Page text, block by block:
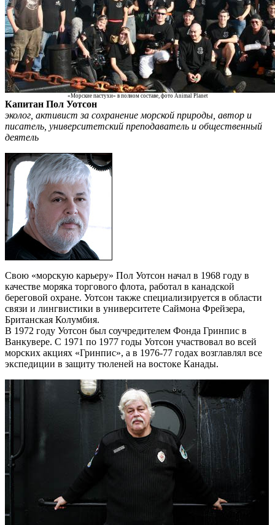
«Морские пастухи» в полном составе, фото Animal Planet
Капитан Пол Уотсон
эколог, активист за сохранение морской природы, автор и
писатель, университетский преподаватель и общественный
деятель
Свою «морскую карьеру» Пол Уотсон начал в 1968 году в
качестве моряка торгового флота, работал в канадской
береговой охране. Уотсон также специализируется в области
связи и лингвистики в университете Саймона Фрейзера,
Британская Колумбия.
В 1972 году Уотсон был соучредителем Фонда Гринпис в
Ванкувере. С 1971 по 1977 годы Уотсон участвовал во всей
морских акциях «Гринпис», а в 1976-77 годах возглавлял все
экспедиции в защиту тюленей на востоке Канады.